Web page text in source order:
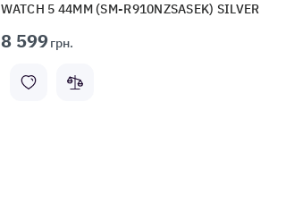
WATCH 5 44MM (SM-R910NZSASEK) SILVER
8 599грн.